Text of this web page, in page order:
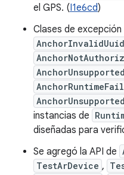
el GPS. (I1e6cd)
Clases de
instancias de
diseñadas para
Se agregó la API de
TestArDevice ,